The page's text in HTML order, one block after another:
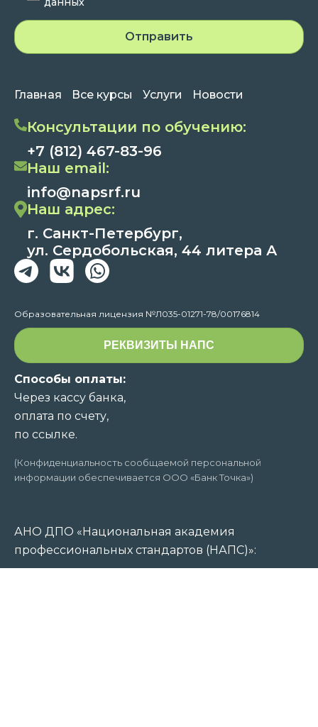
Главная Все курсы Услуги Новости
Консультации по обучению:
+7 (812) 467-83-96
Наш email:
info@napsrf.ru
Наш адрес:
г. Санкт-Петербург,
ул. Сердобольская, 44 литера А
Образовательная лицензия №Л035-01271-78/00176814
РЕКВИЗИТЫ НАПС
Способы оплаты:
Через кассу банка,
оплата по счету,
по ссылке.
(Конфиденциальность сообщаемой персональной
информации обеспечивается ООО «Банк Точка»)
АНО ДПО «Национальная академия
профессиональных стандартов (НАПС)»: